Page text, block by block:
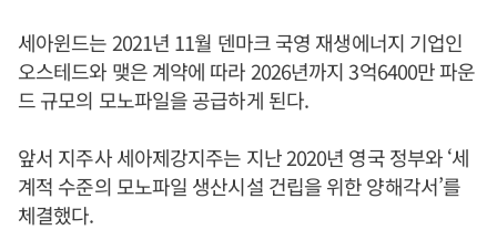
세아윈드는 2021년 11월 덴마크 국영 재생에너지 기업인
오스테드와 맺은 계약에 따라 2026년까지 3억6400만 파운
드 규모의 모노파일을 공급하게 된다.
앞서 지주사 세아제강지주는 지난 2020년 영국 정부와 ‘세
계적 수준의 모노파일 생산시설 건립을 위한 양해각서’를
체결했다.